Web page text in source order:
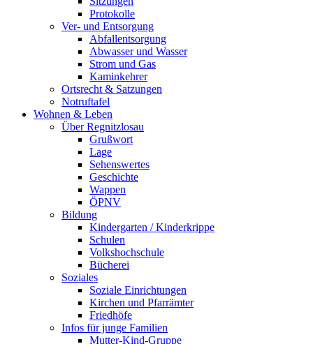
Protokolle
Ver- und Entsorgung
Abfallentsorgung
Abwasser und Wasser
Strom und Gas
Kaminkehrer
Ortsrecht & Satzungen
Notruftafel
Wohnen & Leben
Über Regnitzlosau
Grußwort
Lage
Sehenswertes
Geschichte
Wappen
ÖPNV
Bildung
Kindergarten / Kinderkrippe
Schulen
Volkshochschule
Bücherei
Soziales
Soziale Einrichtungen
Kirchen und Pfarrämter
Friedhöfe
Infos für junge Familien
Mutter-Kind-Gruppe